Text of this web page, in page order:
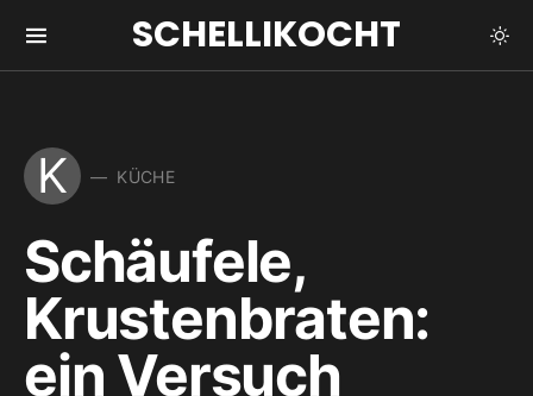
SCHELLIKOCHT
K KÜCHE
Schäufele,
Krustenbraten:
ein Versuch